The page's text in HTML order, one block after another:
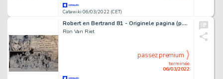
Catawiki 06/03/2022 (CET)
Robert en Bertrand 81 - Originele pagina (p.33) - De witte ruiters - (1988)
Ron Van Riet
terminée
06/03/2022
passez premium